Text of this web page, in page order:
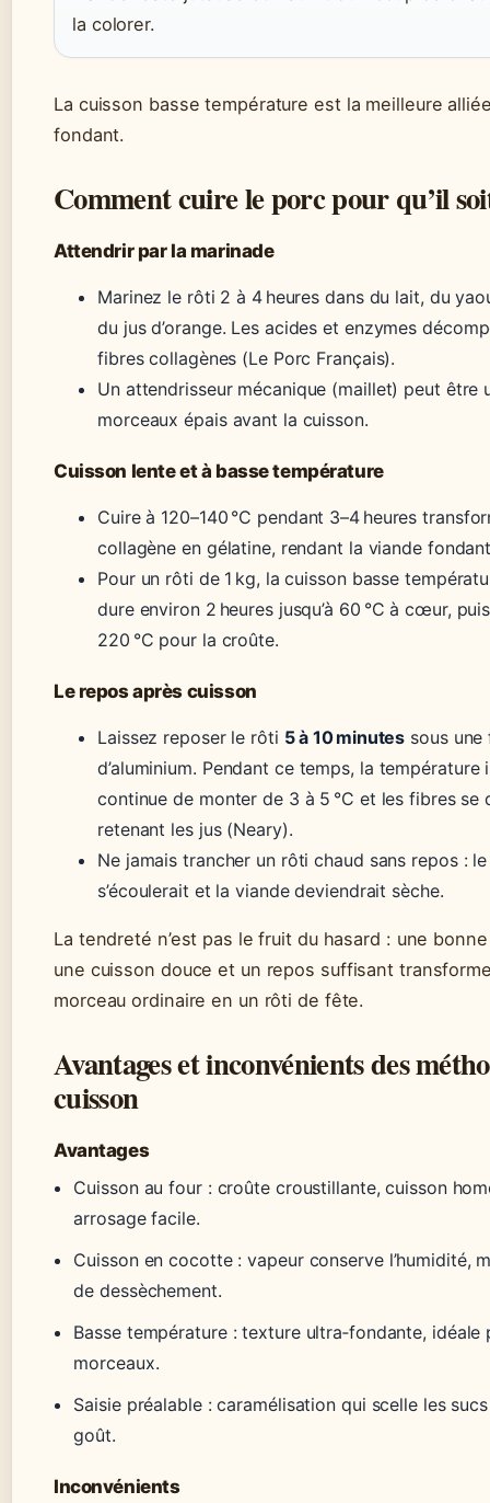
la colorer.
La cuisson basse température est la meilleure
fondant.
Comment cuire le porc pour qu’il
Attendrir par la marinade
Marinez le rôti 2 à 4 heures dans du lait, du
du jus d’orange. Les acides et enzymes
fibres collagènes (Le Porc Français).
Un attendrisseur mécanique (maillet) peut être
morceaux épais avant la cuisson.
Cuisson lente et à basse température
Cuire à 120–140 °C pendant 3–4 heures
collagène en gélatine, rendant la viande
Pour un rôti de 1 kg, la cuisson basse
dure environ 2 heures jusqu’à 60 °C à cœur,
220 °C pour la croûte.
Le repos après cuisson
Laissez reposer le rôti 5 à 10 minutes sous une
d’aluminium. Pendant ce temps, la température
continue de monter de 3 à 5 °C et les fibres se
retenant les jus (Neary).
Ne jamais trancher un rôti chaud sans repos :
s’écoulerait et la viande deviendrait sèche.
La tendreté n’est pas le fruit du hasard : une
une cuisson douce et un repos suffisant
morceau ordinaire en un rôti de fête.
Avantages et inconvénients des
cuisson
Avantages
Cuisson au four : croûte croustillante, cuisson
arrosage facile.
Cuisson en cocotte : vapeur conserve l’humidité,
de dessèchement.
Basse température : texture ultra‑fondante, idéale
morceaux.
Saisie préalable : caramélisation qui scelle les
goût.
Inconvénients